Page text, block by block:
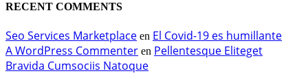
RECENT COMMENTS
Seo Services Marketplace en El Covid-19 es humillante
A WordPress Commenter en Pellentesque Eliteget
Bravida Cumsociis Natoque